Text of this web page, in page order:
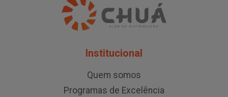
Institucional
Quem somos
Programas de Excelência